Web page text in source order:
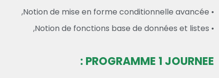
• Notion de mise en forme conditionnelle avancée,
• Notion de fonctions base de données et listes,
PROGRAMME 1 JOURNEE :